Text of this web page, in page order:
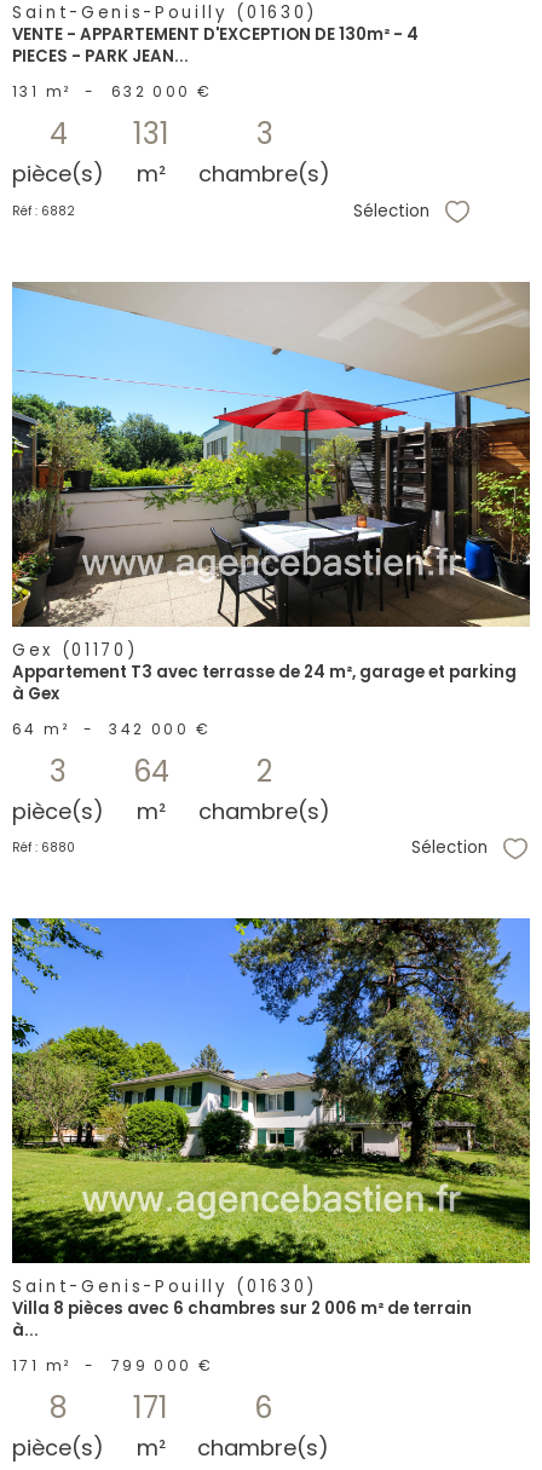
Saint-Genis-Pouilly (01630)
VENTE - APPARTEMENT D'EXCEPTION DE 130m² - 4
PIECES - PARK JEAN...
131 m² - 632 000 €
4
pièce(s)
131
m²
3
chambre(s)
Réf : 6882 Sélection
voir le
bien
Gex (01170)
Appartement T3 avec terrasse de 24 m², garage et parking
à Gex
64 m² - 342 000 €
3
pièce(s)
64
m²
2
chambre(s)
Réf : 6880 Sélection
voir le
bien
Saint-Genis-Pouilly (01630)
Villa 8 pièces avec 6 chambres sur 2 006 m² de terrain
à...
171 m² - 799 000 €
8
pièce(s)
171
m²
6
chambre(s)